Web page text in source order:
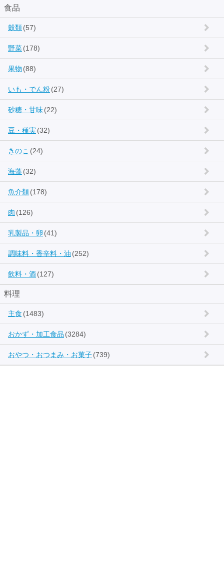
食品
穀類(57)
野菜(178)
果物 (88)
いも・でん粉(27)
砂糖・甘味(22)
豆・種実(32)
きのこ (24)
海藻(32)
魚介類(178)
肉 (126)
乳製品・卵 (41)
調味料・香辛料・油 (252)
飲料・酒(127)
料理
主食 (1483)
おかず・加工食品 (3284)
おやつ・おつまみ・お菓子(739)